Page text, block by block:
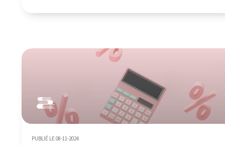
PUBLIÉ LE 08-11-2024